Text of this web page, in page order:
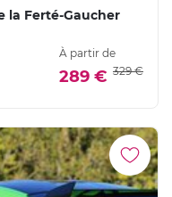
la Ferté-Gaucher
À partir de
289 € 329 €